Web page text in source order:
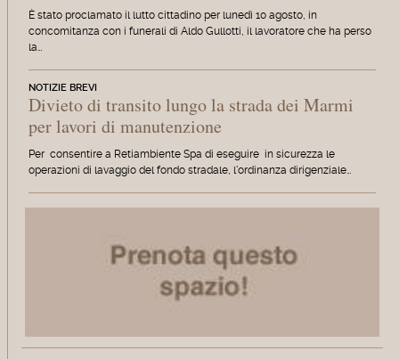
È stato proclamato il lutto cittadino per lunedì 10 agosto, in
concomitanza con i funerali di Aldo Gullotti, il lavoratore che ha perso
la…
NOTIZIE BREVI
Divieto di transito lungo la strada dei Marmi
per lavori di manutenzione
Per consentire a Retiambiente Spa di eseguire in sicurezza le
operazioni di lavaggio del fondo stradale, l'ordinanza dirigenziale…